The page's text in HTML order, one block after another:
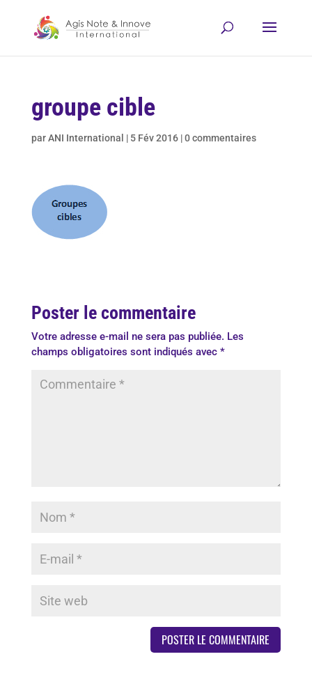
groupe cible
parANI International | 5 Fév 2016|0 commentaires
Poster le commentaire
Votre adresse e-mail ne sera pas publiée. Les
champs obligatoires sont indiqués avec *